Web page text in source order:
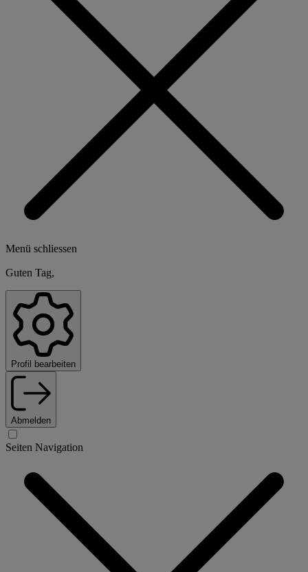
Menü schliessen
Guten Tag,
Profil bearbeiten
Abmelden
Seiten Navigation